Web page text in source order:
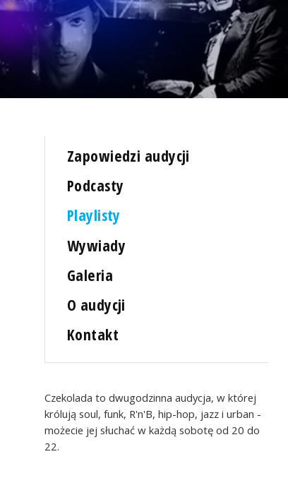
Zapowiedzi audycji
Podcasty
Playlisty
Wywiady
Galeria
O audycji
Kontakt
Czekolada to dwugodzinna audycja, w której
królują soul, funk, R'n'B, hip-hop, jazz i urban -
możecie jej słuchać w każdą sobotę od 20 do
22.